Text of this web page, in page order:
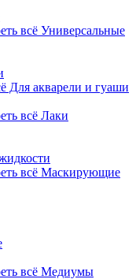
всё Универсальные
Для акварели и гуаши
всё Лаки
всё Маскирующие
всё Медиумы